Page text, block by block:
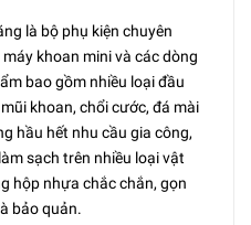
là bộ phụ kiện chuyên
khoan mini và các dòng
bao gồm nhiều loại đầu
khoan, chổi cước, đá mài
hầu hết nhu cầu gia công,
sạch trên nhiều loại vật
hộp nhựa chắc chắn, gọn
bảo quản.